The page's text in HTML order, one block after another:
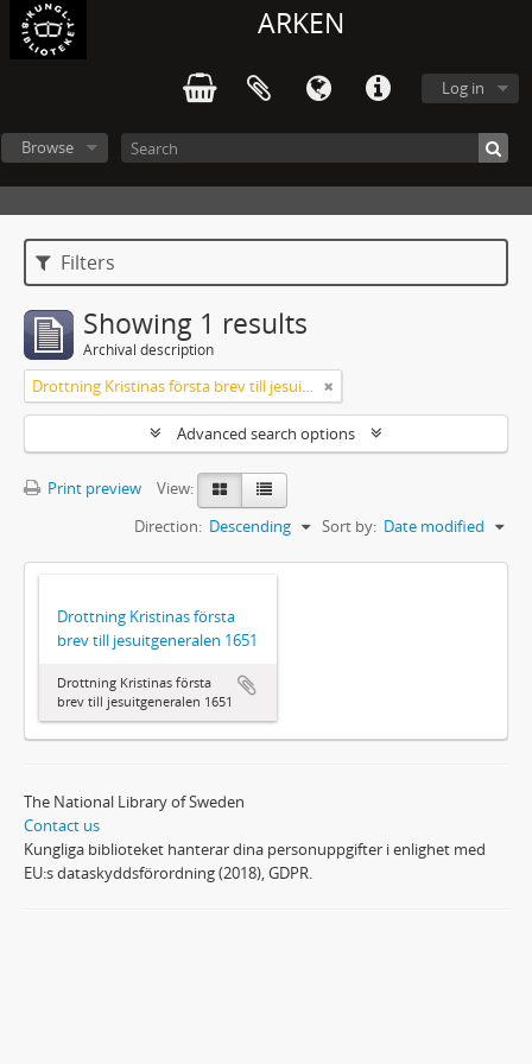
ARKEN
Log in
Browse
Filters
Showing 1 results
Archival description
Drottning Kristinas första brev till jesuitgeneralen 1651
Advanced search options
Print preview
View:
Sort by: Date modified
Direction: Descending
Drottning Kristinas första
brev till jesuitgeneralen 1651
Drottning Kristinas första
brev till jesuitgeneralen 1651
The National Library of Sweden
Contact us
Kungliga biblioteket hanterar dina personuppgifter i enlighet med
EU:s dataskyddsförordning (2018), GDPR.